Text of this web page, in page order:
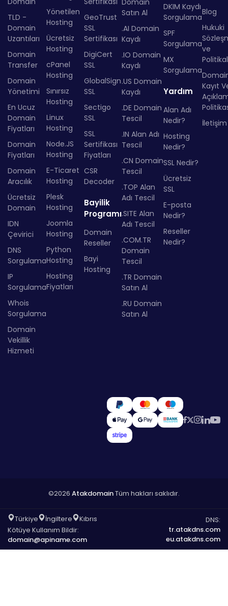
TLD -
Domain
Uzantıları
Domain
Transfer
Domain
Yönetimi
En Ucuz
Domain
Fiyatları
Domain
Fiyatları
Domain
Aracılık
Ücretsiz
Domain
IDN
Çevirici
DNS
Sorgulama
IP
Sorgulama
Whois
Sorgulama
Domain
Vekillik
Hizmeti
Yönetilen
Hosting
Ücretsiz
Hosting
cPanel
Hosting
Sınırsız
Hosting
Linux
Hosting
Node.JS
Hosting
E-Ticaret
Hosting
Plesk
Hosting
Joomla
Hosting
Python
Hosting
Hosting
Fiyatları
GeoTrust
SSL
Sertifikası
DigiCert
SSL
GlobalSign
SSL
Sectigo
SSL
SSL
Sertifikası
Fiyatları
CSR
Decoder
Bayilik
Programı
Domain
Reseller
Bayi
Hosting
Domain
Satın Al
.AI Domain
Kaydı
.IO Domain
Kaydı
.US Domain
Kaydı
.DE Domain
Tescil
.IN Alan Adı
Tescil
.CN Domain
Tescil
.TOP Alan
Adı Tescil
.SITE Alan
Adı Tescil
.COM.TR
Domain
Tescil
.TR Domain
Satın Al
.RU Domain
Satın Al
DKIM Kaydı
Sorgulama
SPF
Sorgulama
MX
Sorgulama
Yardım
Alan Adı
Nedir?
Hosting
Nedir?
SSL Nedir?
Ücretsiz
SSL
E-posta
Nedir?
Reseller
Nedir?
Blog
Hukuki
ve
Kayıt
İletişim
©2026 AtakdomainTüm hakları saklıdır.
Türkiye İngiltere
Kıbrıs
Kötüye Kullanım Bildir:
domain@apiname.com
DNS:
tr.atakdns.com
eu.atakdns.com